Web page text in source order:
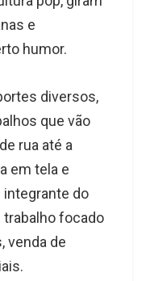
e
humor.
diversos,
que vão
rua até a
em tela e
integrante do
focado
venda de